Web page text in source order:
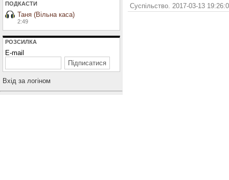
ПОДКАСТИ
Таня (Вільна каса)
2:49
РОЗСИЛКА
E-mail
Вхiд за логiном
Суспільство. 2017-03-13